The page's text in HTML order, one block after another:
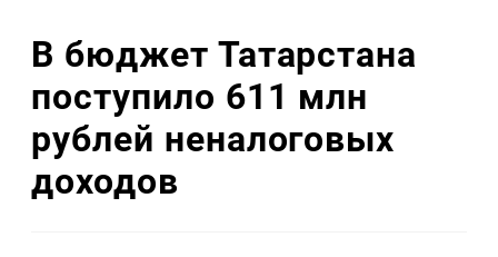
В бюджет Татарстана
поступило 611 млн
рублей неналоговых
доходов